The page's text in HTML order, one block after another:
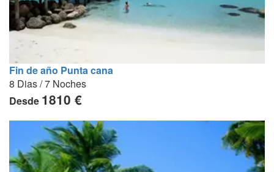
Fin de año Punta cana
8 Dias / 7 Noches
Desde 1810 €